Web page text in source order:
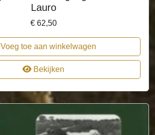
Lauro
€62,50
Voeg toe aan winkelwagen
Bekijken